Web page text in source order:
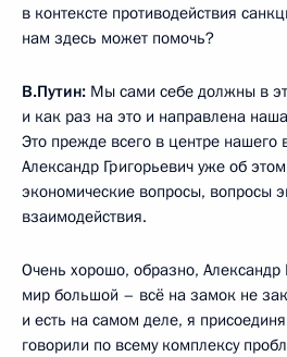
в контексте противодействия
нам здесь может помочь?
В.Путин: Мы сами себе должны в
и как раз на это и направлена
Это прежде всего в центре нашего
Александр Григорьевич уже об
экономические вопросы, вопросы
взаимодействия.
Очень хорошо, образно, Александр
мир большой – всё на замок не
и есть на самом деле, я
говорили по всему комплексу